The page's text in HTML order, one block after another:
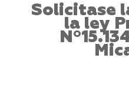
Solicitase
la ley